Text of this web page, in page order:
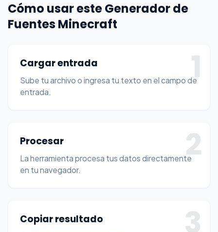
Cómo usar este Generador de
Fuentes Minecraft
1
Cargar entrada
Sube tu archivo o ingresa tu texto en el campo de
entrada.
2
Procesar
La herramienta procesa tus datos directamente
en tu navegador.
3
Copiar resultado